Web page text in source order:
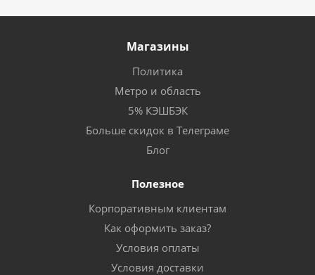
Магазины
Политика
Метро и область
5% КЭШБЭК
Больше скидок в Телеграме
Блог
Полезное
Корпоративным клиентам
Как оформить заказ?
Условия оплаты
Условия доставки